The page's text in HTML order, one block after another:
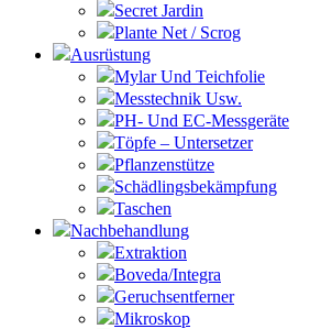
Secret Jardin
Plante Net / Scrog
Ausrüstung
Mylar Und Teichfolie
Messtechnik Usw.
PH- Und EC-Messgeräte
Töpfe – Untersetzer
Pflanzenstütze
Schädlingsbekämpfung
Taschen
Nachbehandlung
Extraktion
Boveda/Integra
Geruchsentferner
Mikroskop